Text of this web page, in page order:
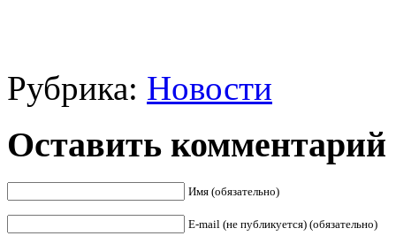
Рубрика: Новости
Оставить комментарий
Имя (обязательно)
E-mail (не публикуется) (обязательно)